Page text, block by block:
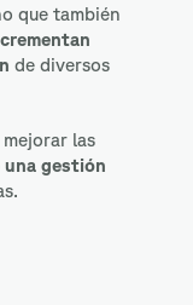
que también
de diversos
las
gestión